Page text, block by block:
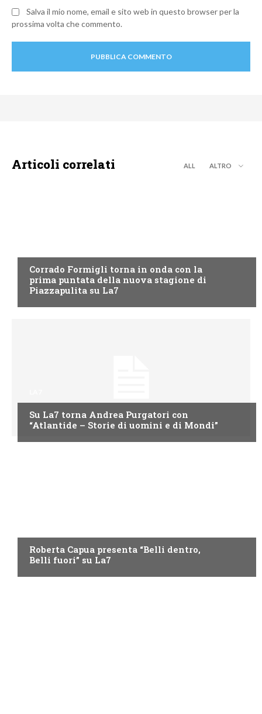
Salva il mio nome, email e sito web in questo browser per la
prossima volta che commento.
Articoli correlati ALL ALTRO
Corrado Formigli torna in onda con la
prima puntata della nuova stagione di
Piazzapulita su La7
Su La7 torna Andrea Purgatori con
“Atlantide – Storie di uomini e di Mondi”
Roberta Capua presenta “Belli dentro,
Belli fuori” su La7